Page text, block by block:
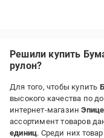
Решили купить
рулон?
Для того, чтобы купить
высокого качества по
интернет-магазин
ассортимент товаров
единиц. Среди них